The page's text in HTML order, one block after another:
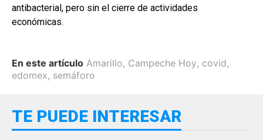
antibacterial, pero sin el cierre de actividades
económicas.
En este artículo Amarillo, Campeche Hoy, covid,
edomex, semáforo
TE PUEDE INTERESAR